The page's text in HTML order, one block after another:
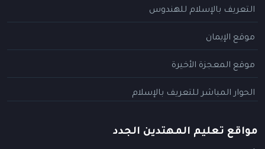
التعريف بالإسلام للهندوس
موقع الإيمان
موقع المعجزة الأخيرة
الحوار المباشر للتعريف بالإسلام
مواقع تعليم المهتدين الجدد